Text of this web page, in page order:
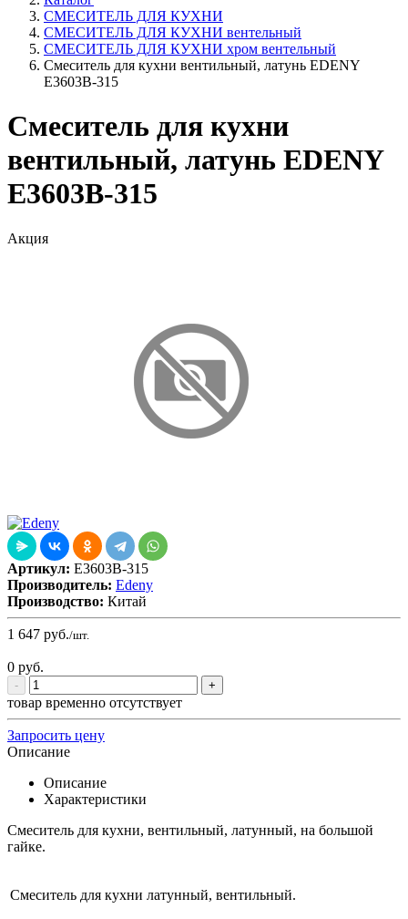
СМЕСИТЕЛЬ ДЛЯ КУХНИ
СМЕСИТЕЛЬ ДЛЯ КУХНИ вентельный
СМЕСИТЕЛЬ ДЛЯ КУХНИ хром вентельный
Смеситель для кухни вентильный, латунь EDENY
E3603В-315
Смеситель для кухни
вентильный, латунь EDENY
E3603В-315
Акция
Артикул: E3603B-315
Производитель: Edeny
Производство: Китай
1 647 руб./шт.
0 руб.
- +
товар временно отсутствует
Запросить цену
Описание
Описание
Характеристики
Смеситель для кухни, вентильный, латунный, на большой
гайке.
Смеситель для кухни латунный, вентильный.